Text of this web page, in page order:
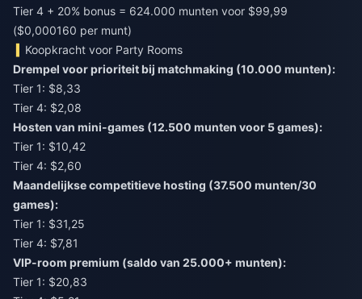
Tier 4 + 20% bonus = 624.000 munten voor $99,99
($0,000160 per munt)
Koopkracht voor Party Rooms
Drempel voor prioriteit bij matchmaking (10.000 munten):
Tier 1: $8,33
Tier 4: $2,08
Hosten van mini-games (12.500 munten voor 5 games):
Tier 1: $10,42
Tier 4: $2,60
Maandelijkse competitieve hosting (37.500 munten/30
games):
Tier 1: $31,25
Tier 4: $7,81
VIP-room premium (saldo van 25.000+ munten):
Tier 1: $20,83